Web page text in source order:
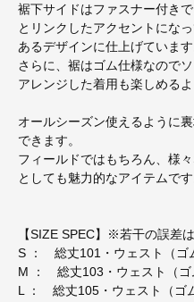
裾下サイドはファスナー付き
とリンクしたアクセントにな
あるデザインに仕上げています
さらに、裾はゴム仕様なので
アレンジした着用も楽しめるよ
オールシーズン使えるように
できます。
フィールドではもちろん、様
としても魅力的なアイテムです
【SIZE SPEC】※若干の誤差
S ： 総丈101・ウェスト（ゴ
M ： 総丈103・ウェスト（ゴ
L ： 総丈105・ウェスト（ゴ